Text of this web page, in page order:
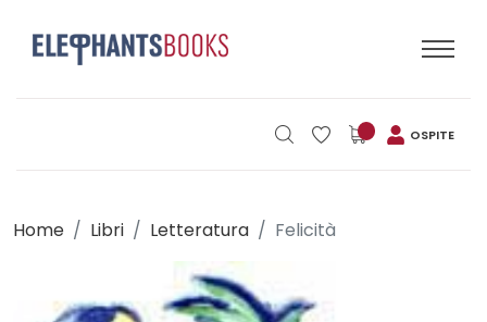
OSPITE
Home Libri Letteratura Felicità